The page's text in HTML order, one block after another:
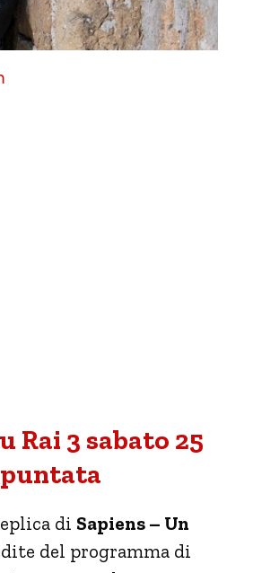
Rai 3 sabato 25
puntata
di Sapiens – Un
del programma di